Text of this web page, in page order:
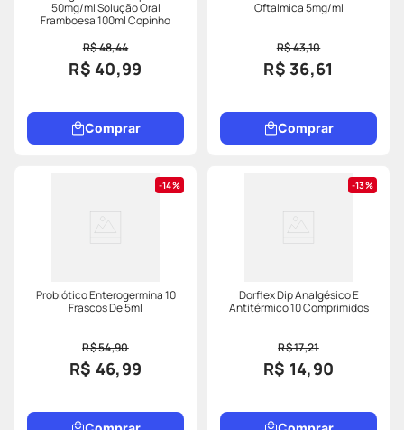
50mg/ml Solução Oral
Framboesa 100ml Copinho
R$ 48,44
R$ 40,99
Comprar
Oftalmica 5mg/ml
R$ 43,10
R$ 36,61
Comprar
14%
Probiótico Enterogermina 10
Frascos De 5ml
R$ 54,90
R$ 46,99
13%
Dorflex Dip Analgésico E
Antitérmico 10 Comprimidos
R$ 17,21
R$ 14,90